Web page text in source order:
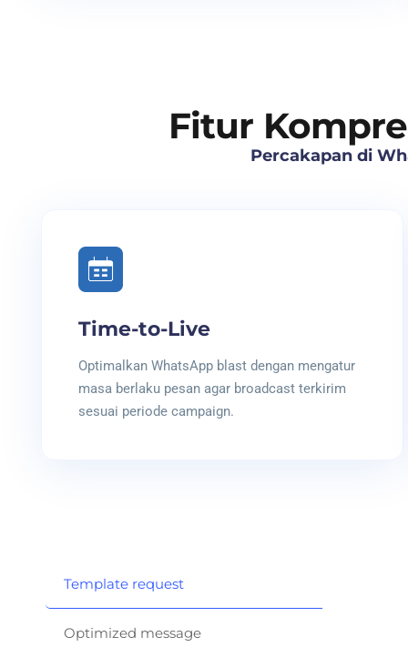
Fitur
Percakapan di
Time-to-Live
Optimalkan WhatsApp blast dengan mengatur
masa berlaku pesan agar broadcast terkirim
sesuai periode campaign.
Template request
Optimized message